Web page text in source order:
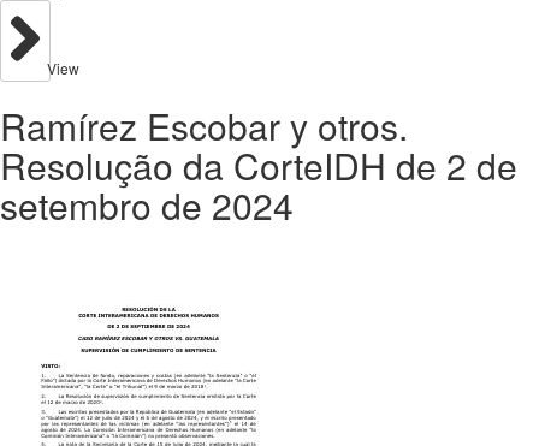
View
Ramírez Escobar y otros.
Resolução da CorteIDH de 2 de
setembro de 2024